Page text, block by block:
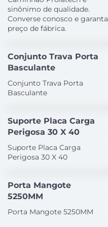
sinônimo de qualidade.
Converse conosco e garanta
preço de fábrica.
Conjunto Trava Porta
Basculante
Conjunto Trava Porta
Basculante
Suporte Placa Carga
Perigosa 30 X 40
Suporte Placa Carga
Perigosa 30 X 40
Porta Mangote
5250MM
Porta Mangote 5250MM